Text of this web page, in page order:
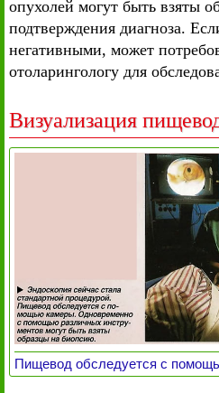
опухолей могут быть взяты
подтверждения диагноза.
негативными, может
отоларингологу для
Визуализация
Пищевод обследуется с